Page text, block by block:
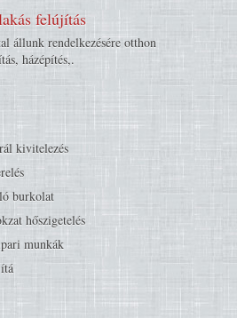
felújítás
állunk rendelkezésére otthon
házépítés,.
kivitelezés
burkolat
hőszigetelés
munkák